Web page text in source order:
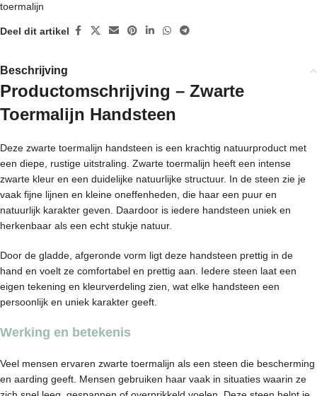
toermalijn
Deel dit artikel
Beschrijving
Productomschrijving – Zwarte
Toermalijn Handsteen
Deze zwarte toermalijn handsteen is een krachtig natuurproduct met
een diepe, rustige uitstraling. Zwarte toermalijn heeft een intense
zwarte kleur en een duidelijke natuurlijke structuur. In de steen zie je
vaak fijne lijnen en kleine oneffenheden, die haar een puur en
natuurlijk karakter geven. Daardoor is iedere handsteen uniek en
herkenbaar als een echt stukje natuur.
Door de gladde, afgeronde vorm ligt deze handsteen prettig in de
hand en voelt ze comfortabel en prettig aan. Iedere steen laat een
eigen tekening en kleurverdeling zien, wat elke handsteen een
persoonlijk en uniek karakter geeft.
Werking en betekenis
Veel mensen ervaren zwarte toermalijn als een steen die bescherming
en aarding geeft. Mensen gebruiken haar vaak in situaties waarin ze